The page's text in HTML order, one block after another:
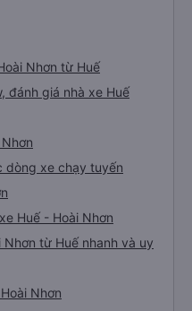
Nhơn từ Huế
đánh giá nhà xe Huế
dòng xe chạy tuyến
Huế - Hoài Nhơn
từ Huế nhanh và uy
Nhơn